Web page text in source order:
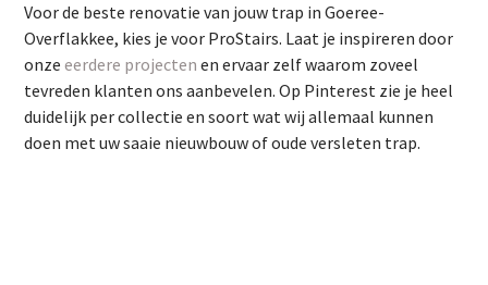
Voor de beste renovatie van jouw trap in Goeree-
Overflakkee, kies je voor ProStairs. Laat je inspireren door
onzeeerdere projecten en ervaar zelf waarom zoveel
tevreden klanten ons aanbevelen. Op Pinterest zie je heel
duidelijk per collectie en soort wat wij allemaal kunnen
doen met uw saaie nieuwbouw of oude versleten trap.
beslissing te nemen? Maak dan een afspraak bij onze
stylist. Hij komt graag bij jou thuis om persoonlijk advies
te geven.
Voor de beste renovatie van jouw trap in Goeree-
Overflakkee, kies je voor ProStairs. Laat je inspireren door